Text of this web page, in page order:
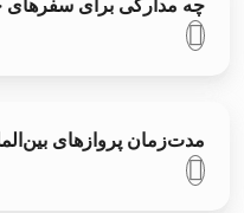
چه مدارکی برای
مدت‌زمان پروازهای